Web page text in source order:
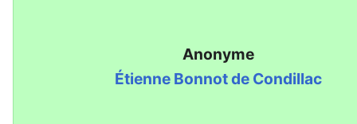
Anonyme
Étienne Bonnot de Condillac